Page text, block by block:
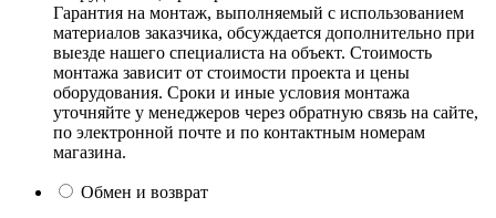
Гарантия на монтаж, выполняемый с использованием
материалов заказчика, обсуждается дополнительно при
выезде нашего специалиста на объект. Стоимость
монтажа зависит от стоимости проекта и цены
оборудования. Сроки и иные условия монтажа
уточняйте у менеджеров через обратную связь на сайте,
по электронной почте и по контактным номерам
магазина.
Обмен и возврат